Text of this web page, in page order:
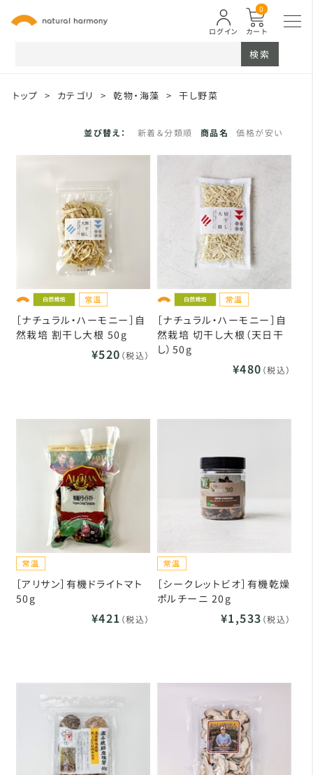
カート
0
ログイン
検索
トップ > カテゴリ > 乾物・海藻 > 干し野菜
並び替え： 新着＆分類順 商品名 価格が安い
［ナチュラル・ハーモニー］自
然栽培 割干し大根 50g
¥520 （税込）
［ナチュラル・ハーモニー］自
然栽培 切干し大根（天日干
し）50g
¥480 （税込）
［アリサン］有機ドライトマト
50g
¥421 （税込）
［シークレットビオ］有機乾燥
ポルチーニ 20g
¥1,533 （税込）